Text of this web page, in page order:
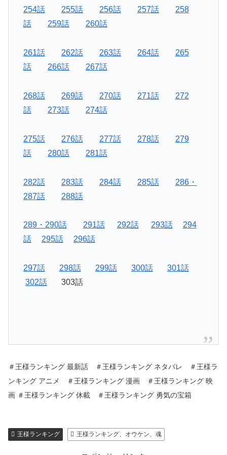
254話 255話 256話 257話
258
話
259話 260話
261話 262話 263話 264話
265
話
266話 267話
268話 269話 270話 271話
272
話
273話 274話
275話 276話 277話 278話
279
話
280話 281話
282話 283話 284話 285話
286・
287話
288話
289・290話 291話 292話 293話
294
話
295話 296話
297話 298話 299話 300話
301話
302話303話
＃王様ランキング 最新話 ＃王様ランキング ネタバレ ＃王様ラ
ンキング アニメ ＃王様ランキング 漫画 ＃王様ランキング 映
画 ＃王様ランキング 休載 ＃王様ランキング 勇気の宝箱
王様ランキング 王様ランキング、オウケン、魂